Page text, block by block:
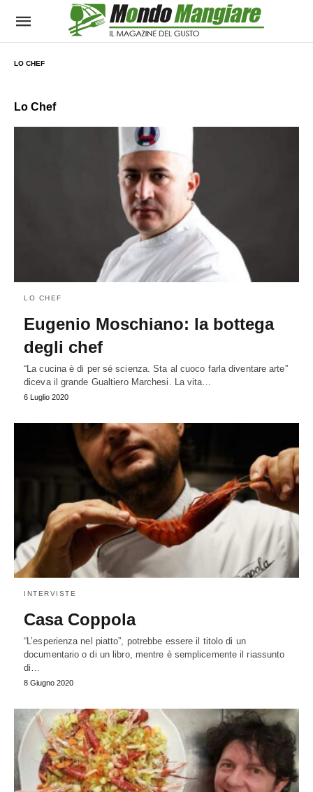
LO CHEF
Lo Chef
LO CHEF
Eugenio Moschiano: la bottega
degli chef
“La cucina è di per sé scienza. Sta al cuoco farla diventare arte”
diceva il grande Gualtiero Marchesi. La vita…
6 Luglio 2020
INTERVISTE
Casa Coppola
“L’esperienza nel piatto”, potrebbe essere il titolo di un
documentario o di un libro, mentre è semplicemente il riassunto
di…
8 Giugno 2020